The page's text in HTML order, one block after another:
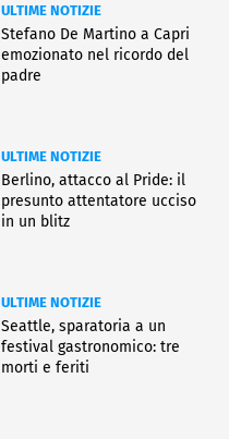
ULTIME NOTIZIE
Stefano De Martino a Capri
emozionato nel ricordo del
padre
ULTIME NOTIZIE
Berlino, attacco al Pride: il
presunto attentatore ucciso
in un blitz
ULTIME NOTIZIE
Seattle, sparatoria a un
festival gastronomico: tre
morti e feriti